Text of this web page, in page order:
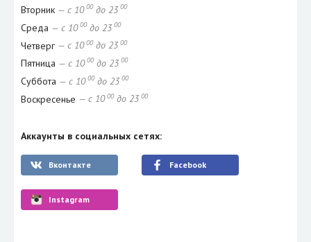
Вторник — с 10 00до 23 00
Среда — с 10 00до 23 00
Четверг — с 10 00до 23 00
Пятница — с 10 00до 23 00
Суббота — с 10 00до 23 00
Воскресенье — с 10 00до 23 00
Аккаунты в социальных сетях:
Вконтакте Facebook
Instagram